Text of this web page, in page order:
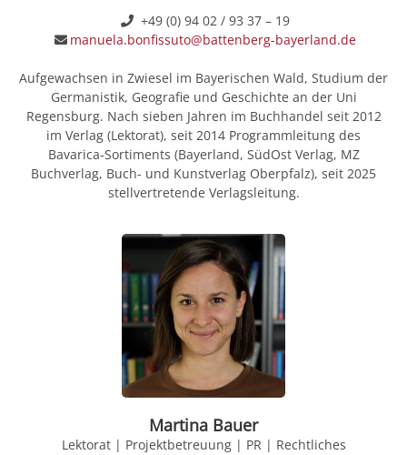
+49 (0) 94 02 / 93 37 – 19
manuela.bonfissuto@battenberg-bayerland.de
Aufgewachsen in Zwiesel im Bayerischen Wald, Studium der
Germanistik, Geografie und Geschichte an der Uni
Regensburg. Nach sieben Jahren im Buchhandel seit 2012
im Verlag (Lektorat), seit 2014 Programmleitung des
Bavarica-Sortiments (Bayerland, SüdOst Verlag, MZ
Buchverlag, Buch- und Kunstverlag Oberpfalz), seit 2025
stellvertretende Verlagsleitung.
Martina Bauer
Lektorat | Projektbetreuung | PR | Rechtliches